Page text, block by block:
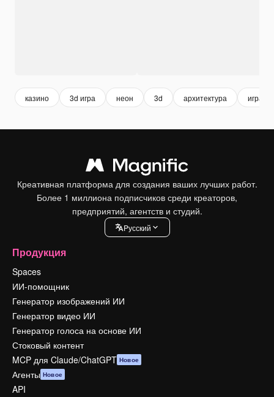
казино 3d игра неон 3d архитектура игра
Креативная платформа для создания ваших лучших работ.
Более 1 миллиона подписчиков среди креаторов,
предприятий, агентств и студий.
Pусский
Продукция
Spaces
ИИ-помощник
Генератор изображений ИИ
Генератор видео ИИ
Генератор голоса на основе ИИ
Стоковый контент
MCP для Claude/ChatGPT Новое
Агенты Новое
API